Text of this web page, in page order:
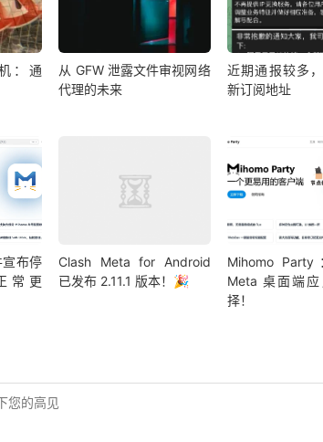
：通
从 GFW 泄露文件审视网络
代理的未来
近期通报较多
新订阅地址
布停
常更
Clash Meta for Android
已发布 2.11.1 版本！🎉
Mihomo
Meta 桌面端
择！